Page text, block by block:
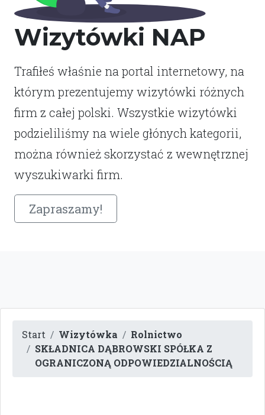
Wizytówki NAP
Trafiłeś właśnie na portal internetowy, na
którym prezentujemy wizytówki różnych
firm z całej polski. Wszystkie wizytówki
podzieliliśmy na wiele głónych kategorii,
można również skorzystać z wewnętrznej
wyszukiwarki firm.
Zapraszamy!
Start Wizytówka
Rolnictwo
SKŁADNICA DĄBROWSKI SPÓŁKA Z
OGRANICZONĄ ODPOWIEDZIALNOŚCIĄ